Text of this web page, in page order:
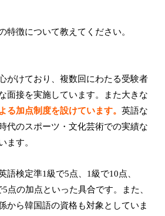
特徴について教えてください。
がけており、複数回にわたる受験者
面接を実施しています。また大きな
る加点制度を設けています。英語な
代のスポーツ・文化芸術での実績な
ます。
語検定準1級で5点、1級で10点、
点の加点といった具合です。また、
から韓国語の資格も対象としていま